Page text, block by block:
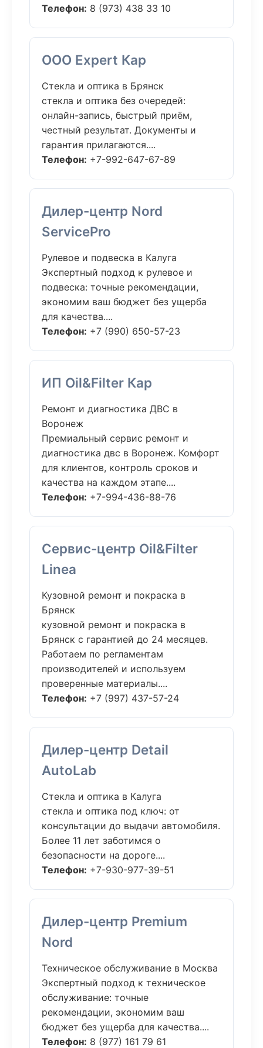
Телефон: 8 (973) 438 33 10
ООО Expert Кар
Стекла и оптика в Брянск
стекла и оптика без очередей:
онлайн-запись, быстрый приём,
честный результат. Документы и
гарантия прилагаются....
Телефон: +7-992-647-67-89
Дилер-центр Nord
ServicePro
Рулевое и подвеска в Калуга
Экспертный подход к рулевое и
подвеска: точные рекомендации,
экономим ваш бюджет без ущерба
для качества....
Телефон: +7 (990) 650-57-23
ИП Oil&Filter Кар
Ремонт и диагностика ДВС в
Воронеж
Премиальный сервис ремонт и
диагностика двс в Воронеж. Комфорт
для клиентов, контроль сроков и
качества на каждом этапе....
Телефон: +7-994-436-88-76
Сервис-центр Oil&Filter
Linea
Кузовной ремонт и покраска в
Брянск
кузовной ремонт и покраска в
Брянск с гарантией до 24 месяцев.
Работаем по регламентам
производителей и используем
проверенные материалы....
Телефон: +7 (997) 437-57-24
Дилер-центр Detail
AutoLab
Стекла и оптика в Калуга
стекла и оптика под ключ: от
консультации до выдачи автомобиля.
Более 11 лет заботимся о
безопасности на дороге....
Телефон: +7-930-977-39-51
Дилер-центр Premium
Nord
Техническое обслуживание в Москва
Экспертный подход к техническое
обслуживание: точные
рекомендации, экономим ваш
бюджет без ущерба для качества....
Телефон: 8 (977) 161 79 61